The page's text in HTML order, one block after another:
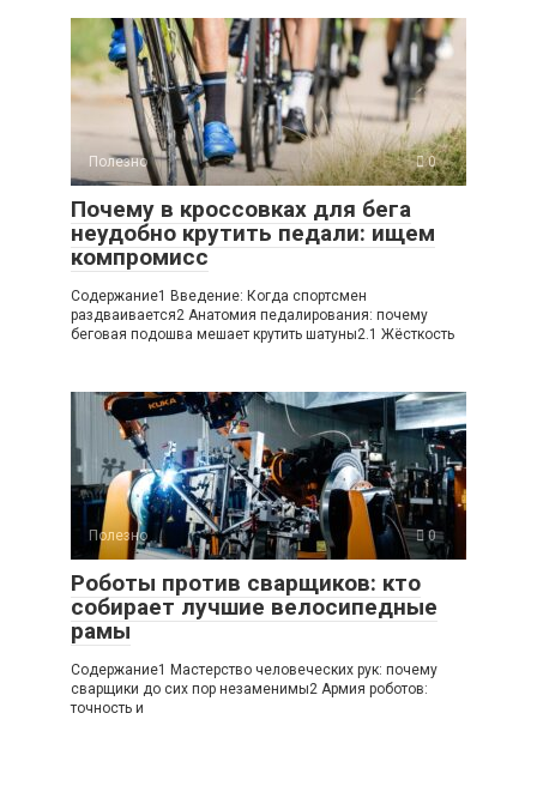
Полезно 0
Почему в кроссовках для бега
неудобно крутить педали: ищем
компромисс
Содержание1 Введение: Когда спортсмен
раздваивается2 Анатомия педалирования: почему
беговая подошва мешает крутить шатуны2.1 Жёсткость
Полезно 0
Роботы против сварщиков: кто
собирает лучшие велосипедные
рамы
Содержание1 Мастерство человеческих рук: почему
сварщики до сих пор незаменимы2 Армия роботов:
точность и